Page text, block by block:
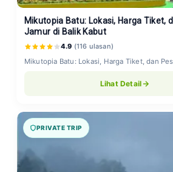
Mikutopia Batu: Lokasi, Harga Tiket,
Jamur di Balik Kabut
4.9 (116 ulasan)
Mikutopia Batu: Lokasi, Harga Tiket, dan
Lihat Detail
PRIVATE TRIP